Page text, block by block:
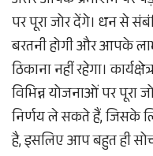
पर पूरा जोर देंगे। धन से
बरतनी होगी और आपके
ठिकाना नहीं रहेगा।
विभिन्न योजनाओं पर पूरा
निर्णय ले सकते हैं, जिसके
है, इसलिए आप बहुत ही